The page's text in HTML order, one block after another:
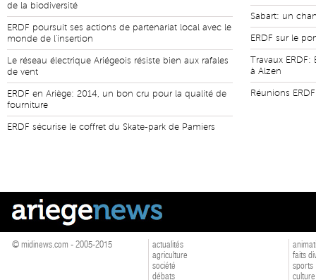
de la biodiversité
ERDF poursuit ses actions de partenariat local avec le
monde de l'insertion
Le réseau électrique Ariégeois résiste bien aux rafales
de vent
ERDF en Ariège: 2014, un bon cru pour la qualité de
fourniture
ERDF sécurise le coffret du Skate-park de Pamiers
Sabart: un
ERDF sur le
Travaux
à Alzen
Réunions
© midinews.com - 2005-2015
actualités
agriculture
société
débats
faits
sports
culture